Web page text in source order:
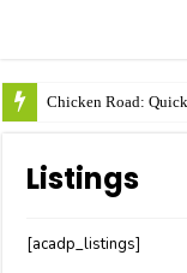
Chicken Road:
Listings
[acadp_listings]